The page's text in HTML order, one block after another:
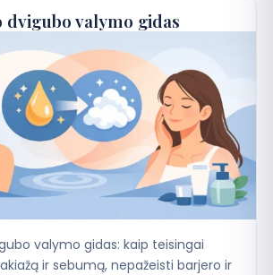
Apsipirkti
valymo gidas
valymo gidas: kaip teisingai
ir sebumą, nepažeisti barjero ir